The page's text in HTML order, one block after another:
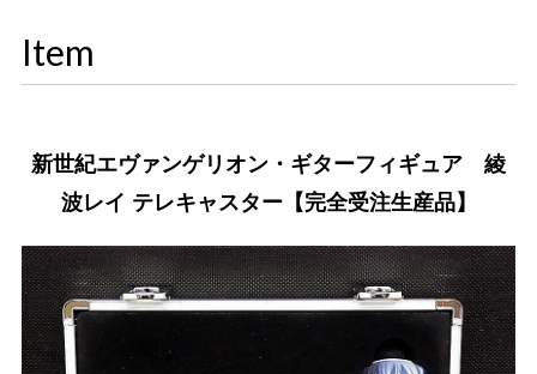
Item
新世紀エヴァンゲリオン・ギターフィギュア 綾
波レイ テレキャスター【完全受注生産品】